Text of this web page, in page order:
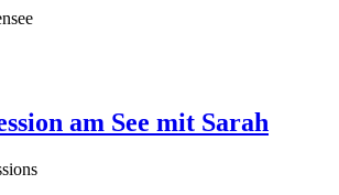
am See mit Sarah